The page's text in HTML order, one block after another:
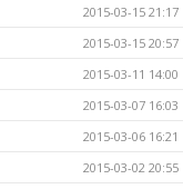
2015-03-15 21:17
2015-03-15 20:57
2015-03-11 14:00
2015-03-07 16:03
2015-03-06 16:21
2015-03-02 20:55